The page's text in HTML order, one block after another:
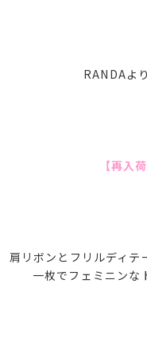
RANDAよ
【再入
肩リボンとフリルディ
一枚でフェミニンな